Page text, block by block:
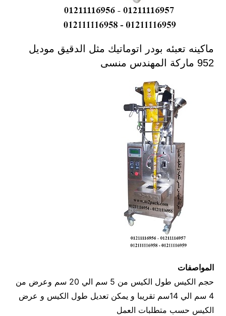
ماكينه تعبئه بودر اتوماتيك مثل الدقيق موديل
952 ماركة المهندس منسى
المواصفات
حجم الكيس طول الكيس من 5 سم الي 20 سم وعرض من
4 سم الي 14سم تقريبا و يمكن تعديل طول الكيس و عرض
الكيس حسب متطلبات العمل